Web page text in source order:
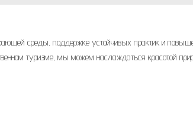
среды, поддержке устойчивых практик и
туризме, мы можем наслаждаться красотой